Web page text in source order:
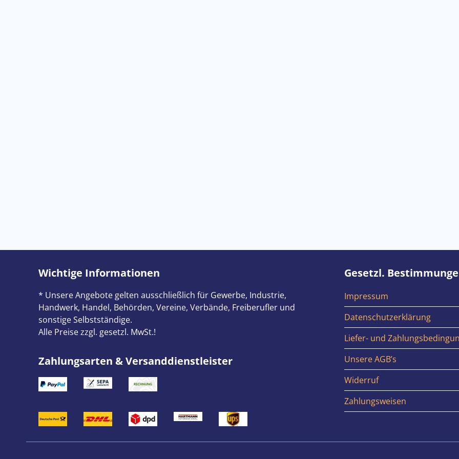
Wichtige Informationen
* Unsere Angebote gelten ausschließlich für Gewerbe, Industrie,
Handwerk, Handel, Behörden, Vereine, Verbände, Freiberufler und
sonstige Selbstständige.
Alle Preise zzgl. gesetzl. MwSt.!
Zahlungsarten & Versanddienstleister
Gesetzl.
Impressum
Datenschutzerklärung
Liefer- und
Unsere AGB’s
Widerruf
Zahlungsweisen